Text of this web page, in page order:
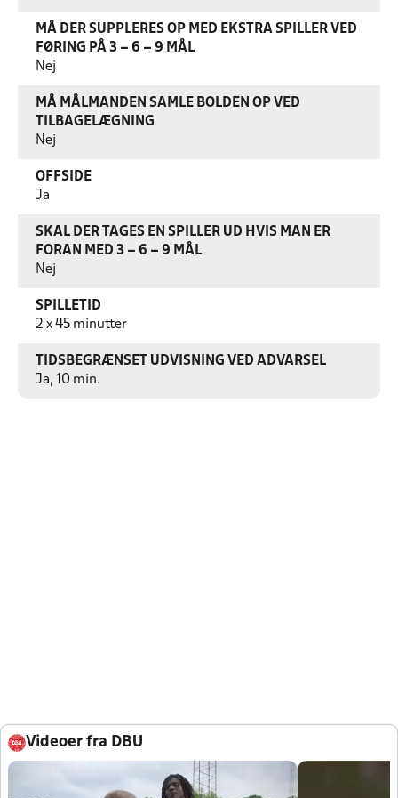
MÅ DER SUPPLERES OP MED EKSTRA SPILLER VED
FØRING PÅ 3 – 6 – 9 MÅL
Nej
MÅ MÅLMANDEN SAMLE BOLDEN OP VED
TILBAGELÆGNING
Nej
OFFSIDE
Ja
SKAL DER TAGES EN SPILLER UD HVIS MAN ER
FORAN MED 3 – 6 – 9 MÅL
Nej
SPILLETID
2 x 45 minutter
TIDSBEGRÆNSET UDVISNING VED ADVARSEL
Ja, 10 min.
Videoer fra DBU